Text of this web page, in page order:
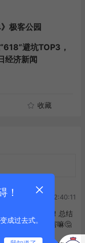
极客公园
避坑TOP3，
经济新闻
收藏
2026-06-20 12:40:11
文章太有趣了！总结
有主播那么厉害嘛🤔
！
成过去式。